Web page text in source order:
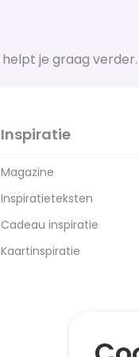
helpt je graag verder.
Inspiratie
Magazine
Inspiratieteksten
Cadeau inspiratie
Kaartinspiratie